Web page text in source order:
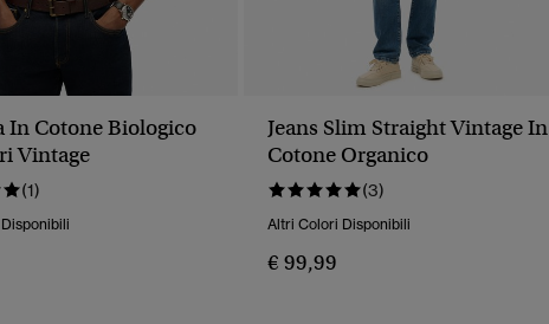
In Cotone Biologico
Vintage
(1)
Jeans Slim Straight Vintage In
Cotone Organico
(3)
Altri Colori Disponibili
€ 99,99